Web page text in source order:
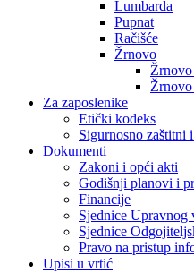
Lumbarda
Pupnat
Račišće
Žrnovo
Za zaposlenike
Etički kodeks
Sigurnosno
Dokumenti
Zakoni i opći akti
Godišnji planovi i
Financije
Sjednice Upravnog
Sjednice
Pravo na pristup
Upisi u vrtić